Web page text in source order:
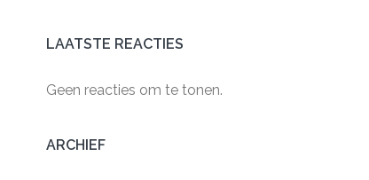
LAATSTE REACTIES
Geen reacties om te tonen.
ARCHIEF